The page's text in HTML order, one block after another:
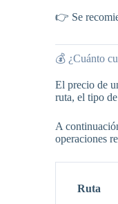
👉 Se
💰 ¿Cuánto
El precio de
ruta, el tipo
A
operaciones
Ruta